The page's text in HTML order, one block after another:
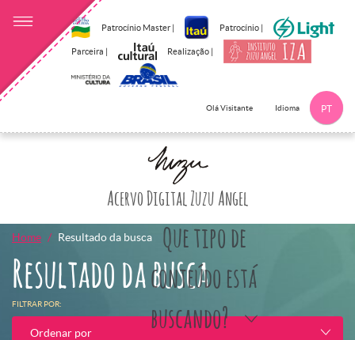
Patrocínio Master | Patrocínio |
Parceira | Realização |
Olá Visitante Idioma PT
Acervo Digital Zuzu Angel
Que tipo de
conteúdo está
buscando?
Home Resultado da busca
Resultado da busca
FILTRAR POR:
Ordenar por